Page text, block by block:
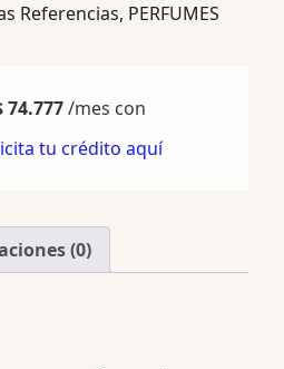
Referencias, PERFUMES
74.777/mes con
tu crédito aquí
(0)